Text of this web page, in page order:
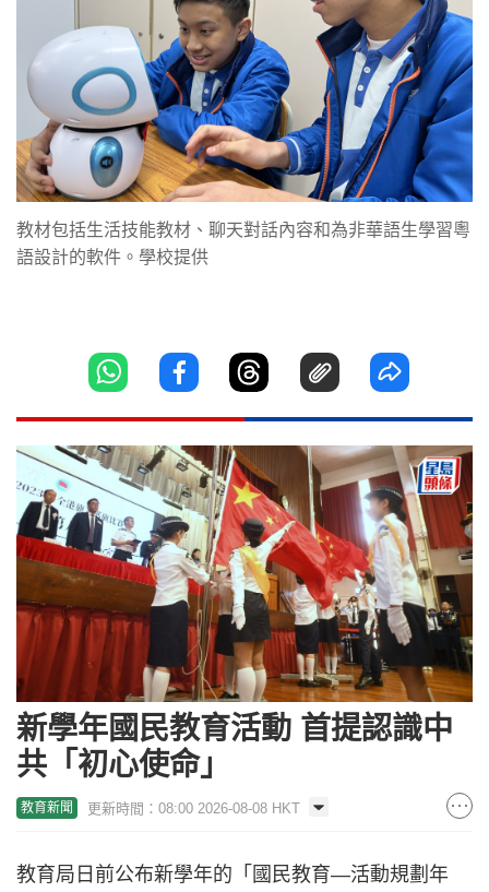
教材包括生活技能教材、聊天對話內容和為非華語生學習粵
語設計的軟件。學校提供
新學年國民教育活動 首提認識中
共「初心使命」
教育新聞 更新時間：08:00 2026-08-08 HKT
教育局日前公布新學年的「國民教育—活動規劃年